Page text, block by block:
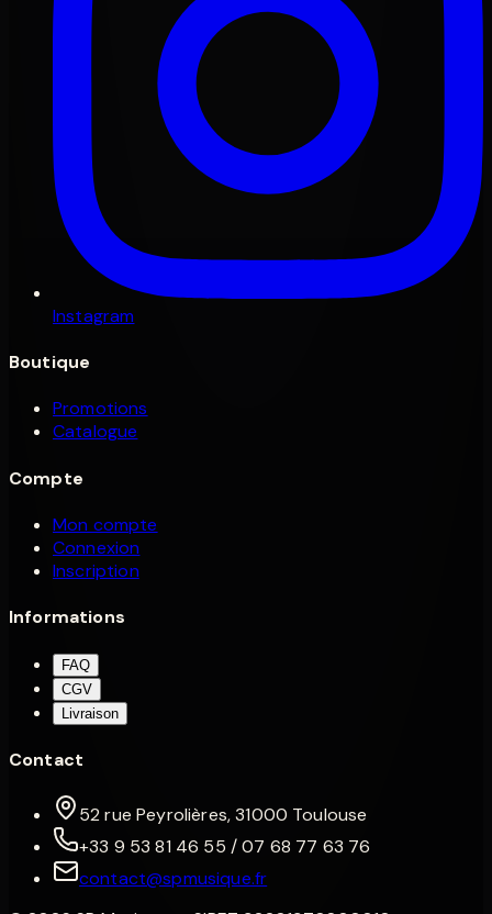
Instagram
Boutique
Promotions
Catalogue
Compte
Mon compte
Connexion
Inscription
Informations
FAQ
CGV
Livraison
Contact
52 rue Peyrolières, 31000 Toulouse
+33 9 53 81 46 55 / 07 68 77 63 76
contact@spmusique.fr